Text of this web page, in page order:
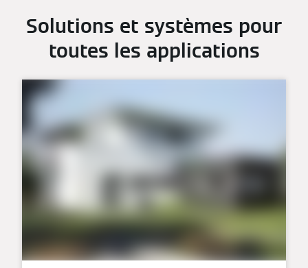
Solutions et systèmes pour
toutes les applications